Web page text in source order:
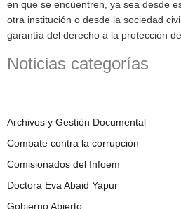
en que se encuentren, ya sea desde
otra institución o desde la sociedad
garantía del derecho a la protección
Noticias categorías
Archivos y Gestión Documental
Combate contra la corrupción
Comisionados del Infoem
Doctora Eva Abaid Yapur
Gobierno Abierto